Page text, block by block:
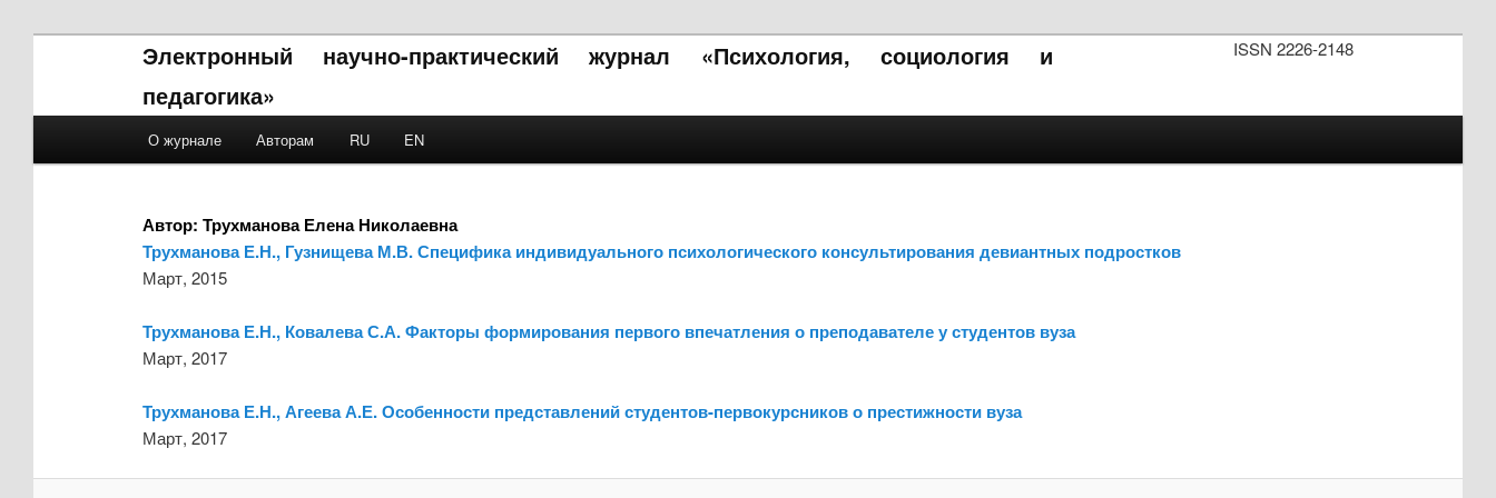
ISSN 2226-2148
Электронный научно-практический журнал «Психология, социология и
педагогика»
Skip to primary content
Skip to secondary content
О журнале Авторам RU EN
Автор: Трухманова Елена Николаевна
Трухманова Е.Н., Гузнищева М.В. Специфика индивидуального психологического консультирования девиантных подростков
Март, 2015
Трухманова Е.Н., Ковалева С.А. Факторы формирования первого впечатления о преподавателе у студентов вуза
Март, 2017
Трухманова Е.Н., Агеева А.Е. Особенности представлений студентов-первокурсников о престижности вуза
Март, 2017